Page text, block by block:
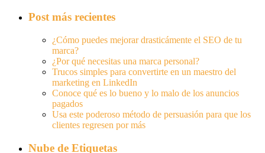
Post más recientes
¿Cómo puedes mejorar drasticámente el SEO de tu
marca?
¿Por qué necesitas una marca personal?
Trucos simples para convertirte en un maestro del
marketing en LinkedIn
Conoce qué es lo bueno y lo malo de los anuncios
pagados
Usa este poderoso método de persuasión para que los
clientes regresen por más
Nube de Etiquetas